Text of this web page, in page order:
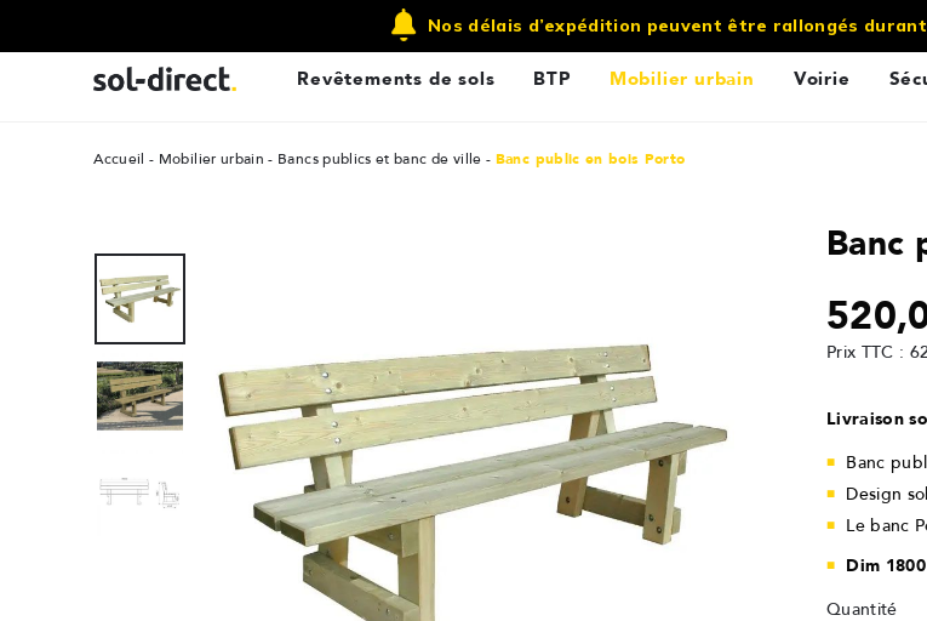
Revêtements de sols BTP Mobilier urbain Voirie
Accueil Mobilier urbain Bancs publics et banc de ville Banc public en bois Porto
Banc
Prix TTC :
Livraison
Banc
Design
Le banc
Dim
Quantité
Nos délais d’expédition peuvent être rallongés